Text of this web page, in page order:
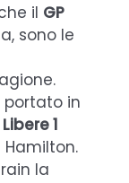
il GP
sono le
portato in
1
la